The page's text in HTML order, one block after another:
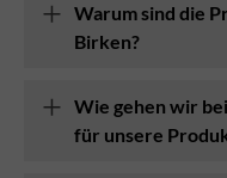
Warum sind die
Birken?
Wie gehen wir
für unsere